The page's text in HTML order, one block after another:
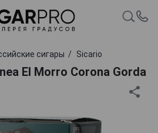
сигары Sicario
El Morro Corona Gorda